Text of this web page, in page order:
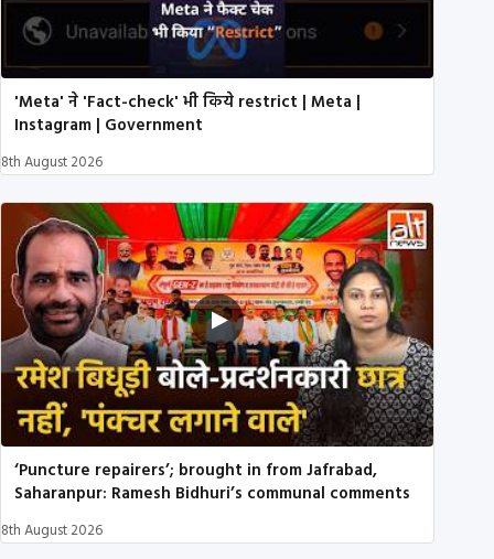
'Meta' ने 'Fact-check' भी किये restrict | Meta |
Instagram | Government
8th August 2026
‘Puncture repairers’; brought in from Jafrabad,
Saharanpur: Ramesh Bidhuri’s communal comments
8th August 2026